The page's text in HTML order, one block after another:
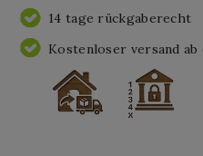
14 tage rückgaberecht
Kostenloser versand